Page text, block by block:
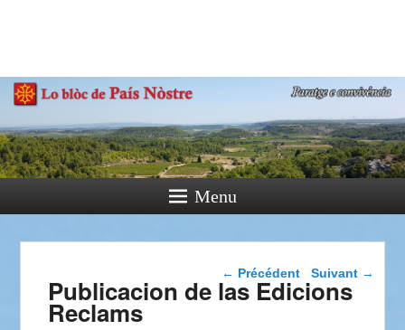
Paratge e Convivència
Menu
Navigation dans les
articles
← Précédent Suivant →
Publicacion de las Edicions
Reclams